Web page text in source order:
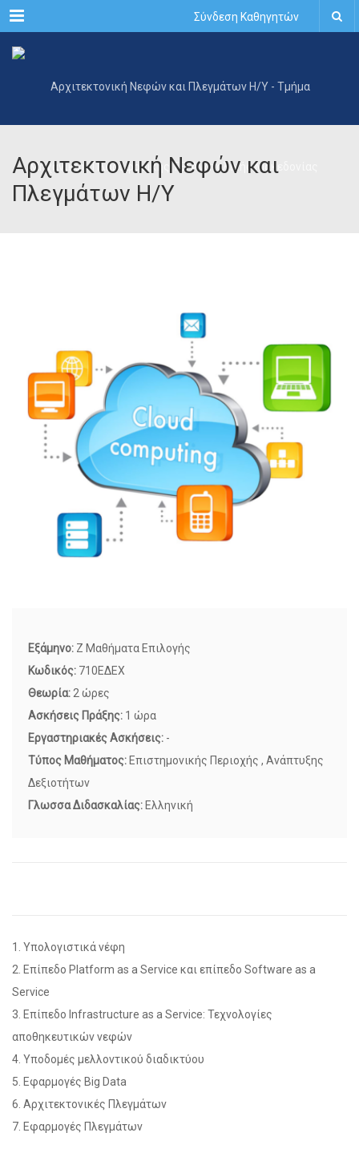
Menu Σύνδεση Καθηγητών
Αρχιτεκτονική Νεφών και
Πλεγμάτων Η/Υ
Εξάμηνο: Z Μαθήματα Επιλογής
Κωδικός: 710ΕΔΕΧ
Θεωρία: 2 ώρες
Ασκήσεις Πράξης: 1 ώρα
Εργαστηριακές Ασκήσεις: -
Τύπος Μαθήματος: Επιστημονικής Περιοχής , Ανάπτυξης
Δεξιοτήτων
Γλωσσα Διδασκαλίας: Ελληνική
1. Υπολογιστικά νέφη
2. Επίπεδο Platform as a Service και επίπεδο Software as a
Service
3. Επίπεδο Infrastructure as a Service: Τεχνολογίες
αποθηκευτικών νεφών
4. Υποδομές μελλοντικού διαδικτύου
5. Εφαρμογές Big Data
6. Αρχιτεκτονικές Πλεγμάτων
7. Εφαρμογές Πλεγμάτων